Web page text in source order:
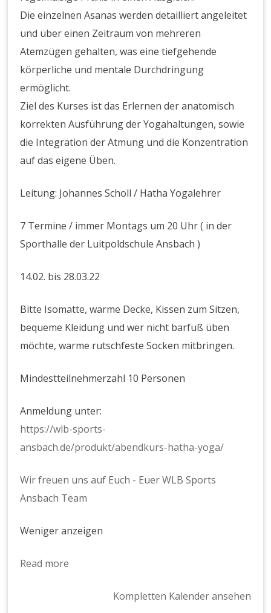
Die einzelnen Asanas werden detailliert angeleitet
und über einen Zeitraum von mehreren
Atemzügen gehalten, was eine tiefgehende
körperliche und mentale Durchdringung
ermöglicht.
Ziel des Kurses ist das Erlernen der anatomisch
korrekten Ausführung der Yogahaltungen, sowie
die Integration der Atmung und die Konzentration
auf das eigene Üben.
Leitung: Johannes Scholl / Hatha Yogalehrer
7 Termine / immer Montags um 20 Uhr ( in der
Sporthalle der Luitpoldschule Ansbach )
14.02. bis 28.03.22
Bitte Isomatte, warme Decke, Kissen zum Sitzen,
bequeme Kleidung und wer nicht barfuß üben
möchte, warme rutschfeste Socken mitbringen.
Mindestteilnehmerzahl 10 Personen
Anmeldung unter:
https://wlb-sports-
ansbach.de/produkt/abendkurs-hatha-yoga/
Wir freuen uns auf Euch - Euer WLB Sports
Ansbach Team
Weniger anzeigen
Read more
Kompletten Kalender ansehen